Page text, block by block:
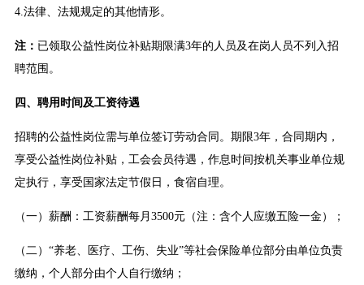
4.法律、法规规定的其他情形。
注： 已领取公益性岗位补贴期限满3年的人员及在岗人员不列入招
聘范围。
四、聘用时间及工资待遇
招聘的公益性岗位需与单位签订劳动合同。期限3年，合同期内，
享受公益性岗位补贴，工会会员待遇，作息时间按机关事业单位规
定执行，享受国家法定节假日，食宿自理。
（一）薪酬：工资薪酬每月3500元（注：含个人应缴五险一金）；
（二）“养老、医疗、工伤、失业”等社会保险单位部分由单位负责
缴纳，个人部分由个人自行缴纳；